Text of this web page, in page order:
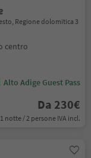
Regione dolomitica 3
centro
Alto Adige Guest Pass
Da 230€
1 notte / 2 persone IVA incl.